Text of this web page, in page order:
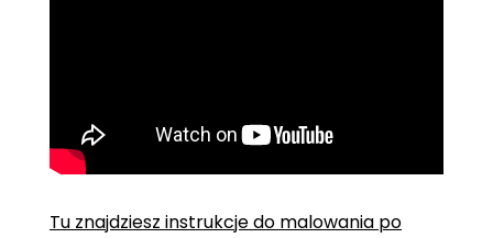
Tu znajdziesz instrukcje do malowania po